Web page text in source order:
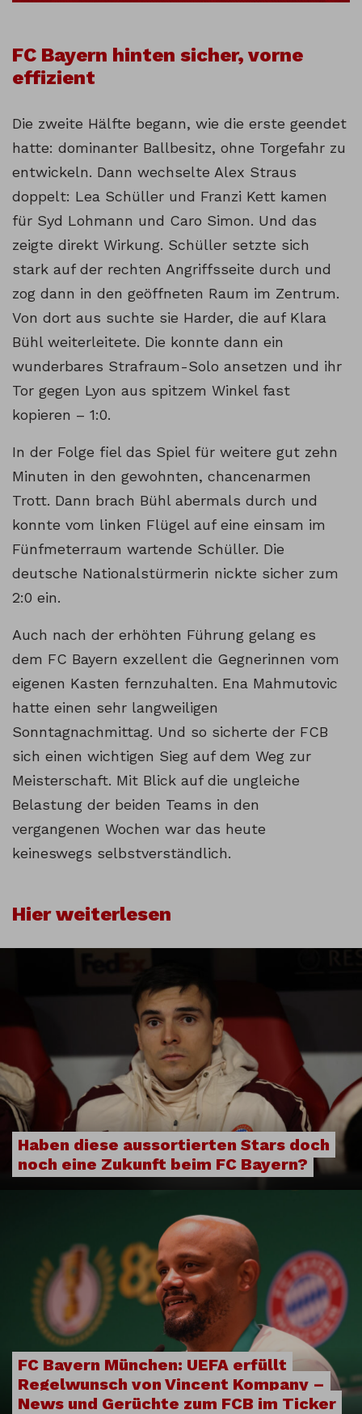
FC Bayern hinten sicher, vorne
effizient
Die zweite Hälfte begann, wie die erste geendet
hatte: dominanter Ballbesitz, ohne Torgefahr zu
entwickeln. Dann wechselte Alex Straus
doppelt: Lea Schüller und Franzi Kett kamen
für Syd Lohmann und Caro Simon. Und das
zeigte direkt Wirkung. Schüller setzte sich
stark auf der rechten Angriffsseite durch und
zog dann in den geöffneten Raum im Zentrum.
Von dort aus suchte sie Harder, die auf Klara
Bühl weiterleitete. Die konnte dann ein
wunderbares Strafraum-Solo ansetzen und ihr
Tor gegen Lyon aus spitzem Winkel fast
kopieren – 1:0.
In der Folge fiel das Spiel für weitere gut zehn
Minuten in den gewohnten, chancenarmen
Trott. Dann brach Bühl abermals durch und
konnte vom linken Flügel auf eine einsam im
Fünfmeterraum wartende Schüller. Die
deutsche Nationalstürmerin nickte sicher zum
2:0 ein.
Auch nach der erhöhten Führung gelang es
dem FC Bayern exzellent die Gegnerinnen vom
eigenen Kasten fernzuhalten. Ena Mahmutovic
hatte einen sehr langweiligen
Sonntagnachmittag. Und so sicherte der FCB
sich einen wichtigen Sieg auf dem Weg zur
Meisterschaft. Mit Blick auf die ungleiche
Belastung der beiden Teams in den
vergangenen Wochen war das heute
keineswegs selbstverständlich.
Hier weiterlesen
Haben diese aussortierten Stars doch
noch eine Zukunft beim FC Bayern?
FC Bayern München: UEFA erfüllt
Regelwunsch von Vincent Kompany –
News und Gerüchte zum FCB im Ticker